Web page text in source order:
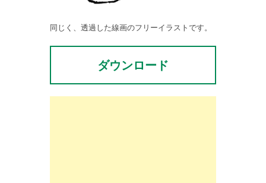
同じく、透過した線画のフリーイラストです。
ダウンロード